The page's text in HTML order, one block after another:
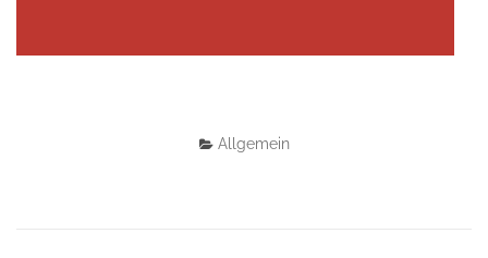
Allgemein